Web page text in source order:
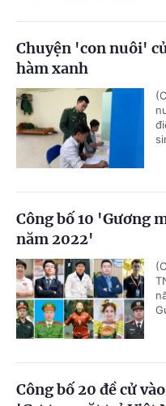
Chuyện 'con nuôi'
hàm xanh
Công bố 10 'Gương
năm 2022'
Công bố 20 đề cử